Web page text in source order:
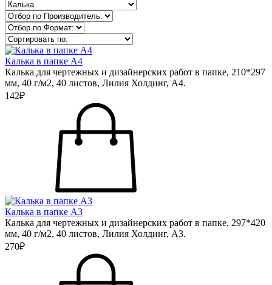
Калька в папке А4
Калька для чертежных и дизайнерских работ в папке, 210*297
мм, 40 г/м2, 40 листов, Лилия Холдинг, А4.
142₽
Калька в папке А3
Калька для чертежных и дизайнерских работ в папке, 297*420
мм, 40 г/м2, 40 листов, Лилия Холдинг, А3.
270₽